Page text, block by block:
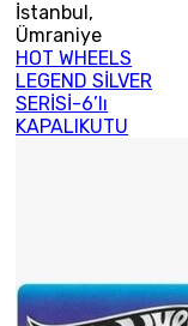
İstanbul ,
Ümraniye
HOT WHEELS
LEGEND SİLVER
SERİSİ-6’lı
KAPALIKUTU